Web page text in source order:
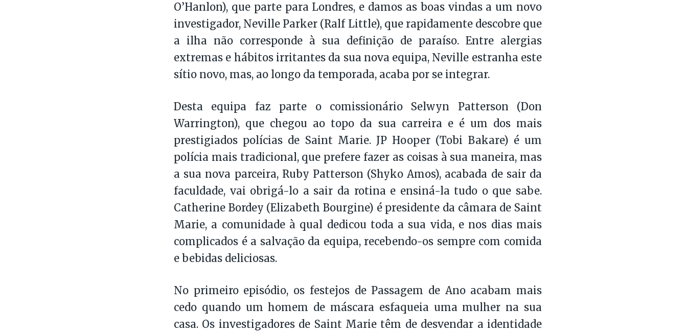
O’Hanlon), que parte para Londres, e damos as boas vindas a um novo
investigador, Neville Parker (Ralf Little), que rapidamente descobre que
a ilha não corresponde à sua definição de paraíso. Entre alergias
extremas e hábitos irritantes da sua nova equipa, Neville estranha este
sítio novo, mas, ao longo da temporada, acaba por se integrar.
Desta equipa faz parte o comissionário Selwyn Patterson (Don
Warrington), que chegou ao topo da sua carreira e é um dos mais
prestigiados polícias de Saint Marie. JP Hooper (Tobi Bakare) é um
polícia mais tradicional, que prefere fazer as coisas à sua maneira, mas
a sua nova parceira, Ruby Patterson (Shyko Amos), acabada de sair da
faculdade, vai obrigá-lo a sair da rotina e ensiná-la tudo o que sabe.
Catherine Bordey (Elizabeth Bourgine) é presidente da câmara de Saint
Marie, a comunidade à qual dedicou toda a sua vida, e nos dias mais
complicados é a salvação da equipa, recebendo-os sempre com comida
e bebidas deliciosas.
No primeiro episódio, os festejos de Passagem de Ano acabam mais
cedo quando um homem de máscara esfaqueia uma mulher na sua
casa. Os investigadores de Saint Marie têm de desvendar a identidade